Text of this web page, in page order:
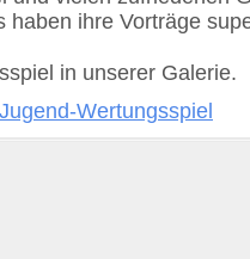
haben ihre Vorträge
in unserer Galerie.
Wertungsspiel